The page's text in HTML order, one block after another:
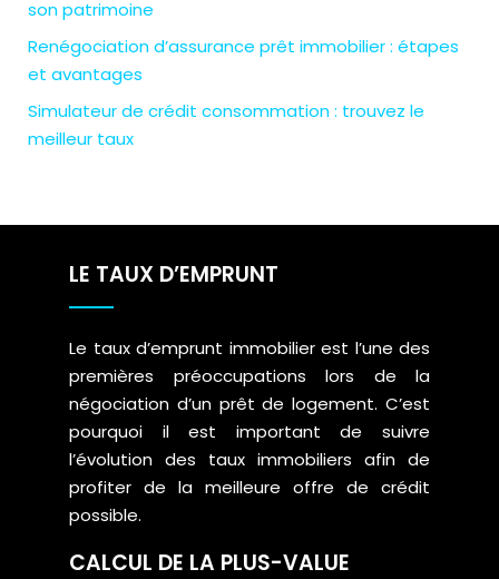
son patrimoine
Renégociation d’assurance prêt immobilier : étapes
et avantages
Simulateur de crédit consommation : trouvez le
meilleur taux
LE TAUX D’EMPRUNT
Le taux d’emprunt immobilier est l’une des
premières préoccupations lors de la
négociation d’un prêt de logement. C’est
pourquoi il est important de suivre
l’évolution des taux immobiliers afin de
profiter de la meilleure offre de crédit
possible.
CALCUL DE LA PLUS-VALUE